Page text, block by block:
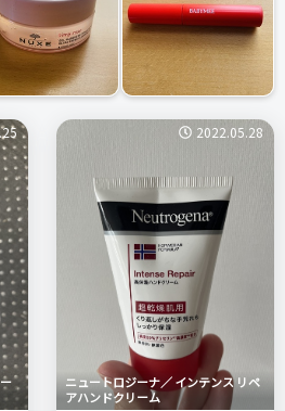
2022.05.28
ニュートロジーナ／ インテンス リペ
アハンドクリーム